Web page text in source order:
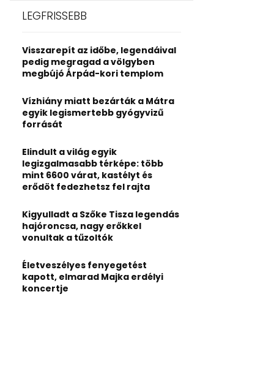
h
o
r
:
H
LEGFRISSEBB
Visszarepít az időbe, legendáival
pedig megragad a völgyben
megbújó Árpád-kori templom
Vízhiány miatt bezárták a Mátra
egyik legismertebb gyógyvizű
forrását
Elindult a világ egyik
legizgalmasabb térképe: több
mint 6600 várat, kastélyt és
erődöt fedezhetsz fel rajta
Kigyulladt a Szőke Tisza legendás
hajóroncsa, nagy erőkkel
vonultak a tűzoltók
Életveszélyes fenyegetést
kapott, elmarad Majka erdélyi
koncertje